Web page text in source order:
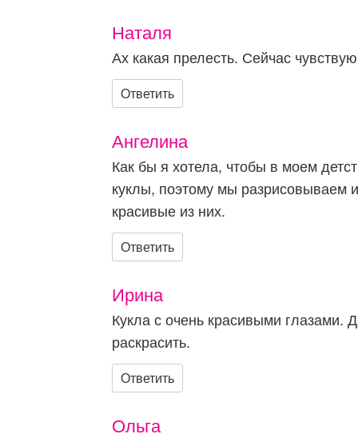
Наталя
Ах какая прелесть. Сейчас
Ответить
Ангелина
Как бы я хотела, чтобы в моем
куклы, поэтому мы разрисовываем
красивые из них.
Ответить
Ирина
Кукла с очень красивыми глазами.
раскрасить.
Ответить
Ольга